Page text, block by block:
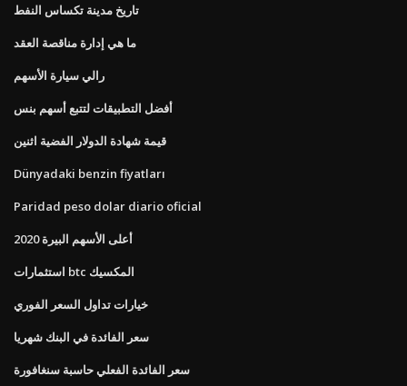
تاريخ مدينة تكساس النفط
ما هي إدارة مناقصة العقد
رالي سيارة الأسهم
أفضل التطبيقات لتتبع أسهم بنس
قيمة شهادة الدولار الفضية اثنين
Dünyadaki benzin fiyatları
Paridad peso dolar diario oficial
أعلى الأسهم البيرة 2020
استثمارات btc المكسيك
خيارات تداول السعر الفوري
سعر الفائدة في البنك شهريا
سعر الفائدة الفعلي حاسبة سنغافورة